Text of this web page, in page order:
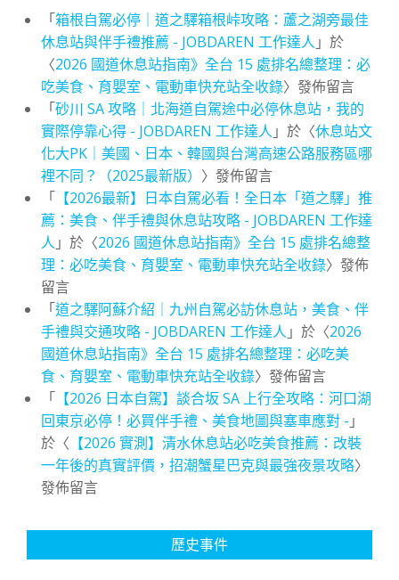
「箱根自駕必停｜道之驛箱根峠攻略：蘆之湖旁最佳
休息站與伴手禮推薦 - JOBDAREN 工作達人 」於
〈2026 國道休息站指南》全台 15 處排名總整理：必
吃美食、育嬰室、電動車快充站全收錄〉發佈留言
「砂川 SA 攻略｜北海道自駕途中必停休息站，我的
實際停靠心得 - JOBDAREN 工作達人 」於〈休息站文
化大PK｜美國、日本、韓國與台灣高速公路服務區哪
裡不同？（2025最新版） 〉發佈留言
「 【2026最新】日本自駕必看！全日本「道之驛」推
薦：美食、伴手禮與休息站攻略 - JOBDAREN 工作達
人 」於〈2026 國道休息站指南》全台 15 處排名總整
理：必吃美食、育嬰室、電動車快充站全收錄〉發佈
留言
「道之驛阿蘇介紹｜九州自駕必訪休息站，美食、伴
手禮與交通攻略 - JOBDAREN 工作達人 」於〈2026
國道休息站指南》全台 15 處排名總整理：必吃美
食、育嬰室、電動車快充站全收錄〉發佈留言
「 【2026 日本自駕】談合坂 SA 上行全攻略：河口湖
回東京必停！必買伴手禮、美食地圖與塞車應對 - 」
於〈 【2026 實測】清水休息站必吃美食推薦：改裝
一年後的真實評價，招潮蟹星巴克與最強夜景攻略〉
發佈留言
歷史事件